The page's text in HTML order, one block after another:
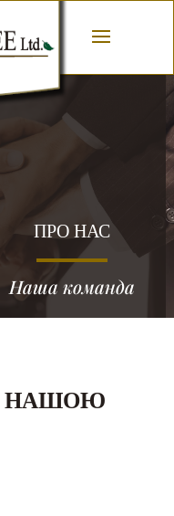
ПРО НАС
Наша команда
НАШОЮ